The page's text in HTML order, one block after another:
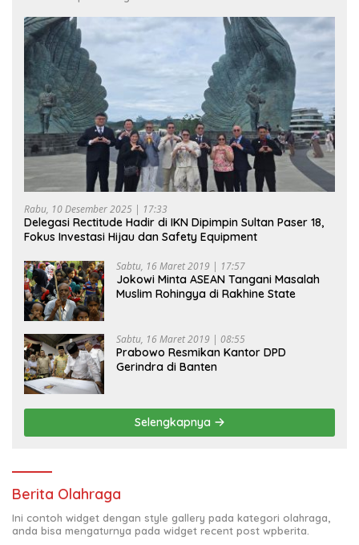
Rabu, 10 Desember 2025 | 17:33
Delegasi Rectitude Hadir di IKN Dipimpin Sultan Paser 18,
Fokus Investasi Hijau dan Safety Equipment
Sabtu, 16 Maret 2019 | 17:57
Jokowi Minta ASEAN Tangani Masalah
Muslim Rohingya di Rakhine State
Sabtu, 16 Maret 2019 | 08:55
Prabowo Resmikan Kantor DPD
Gerindra di Banten
Selengkapnya
Berita Olahraga
Ini contoh widget dengan style gallery pada kategori olahraga,
anda bisa mengaturnya pada widget recent post wpberita.